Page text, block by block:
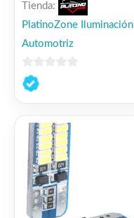
Tienda:
PlatinoZone Iluminación
Automotriz
0
de